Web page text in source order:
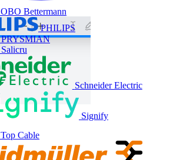
OBO Bettermann
PHILIPS
PRYSMIAN
Salicru
Schneider Electric
Signify
Top Cable